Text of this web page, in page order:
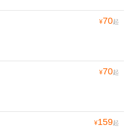
¥70起
¥70起
¥159起